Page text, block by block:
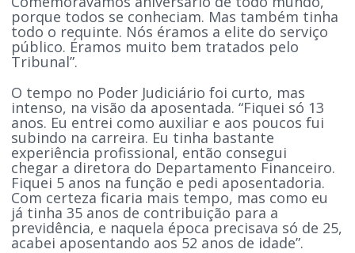
porque todos se conheciam. Mas também tinha
todo o requinte. Nós éramos a elite do serviço
público. Éramos muito bem tratados pelo
Tribunal”.
O tempo no Poder Judiciário foi curto, mas
intenso, na visão da aposentada. “Fiquei só 13
anos. Eu entrei como auxiliar e aos poucos fui
subindo na carreira. Eu tinha bastante
experiência profissional, então consegui
chegar a diretora do Departamento Financeiro.
Fiquei 5 anos na função e pedi aposentadoria.
Com certeza ficaria mais tempo, mas como eu
já tinha 35 anos de contribuição para a
previdência, e naquela época precisava só de 25,
acabei aposentando aos 52 anos de idade”.